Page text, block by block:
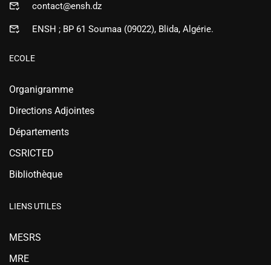
contact@ensh.dz
ENSH ; BP 61 Soumaa (09022), Blida, Algérie.
ECOLE
Organigramme
Directions Adjointes
Départements
CSRICTED
Bibliothèque
LIENS UTILES
MESRS
MRE